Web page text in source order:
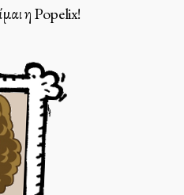
η Popelix!